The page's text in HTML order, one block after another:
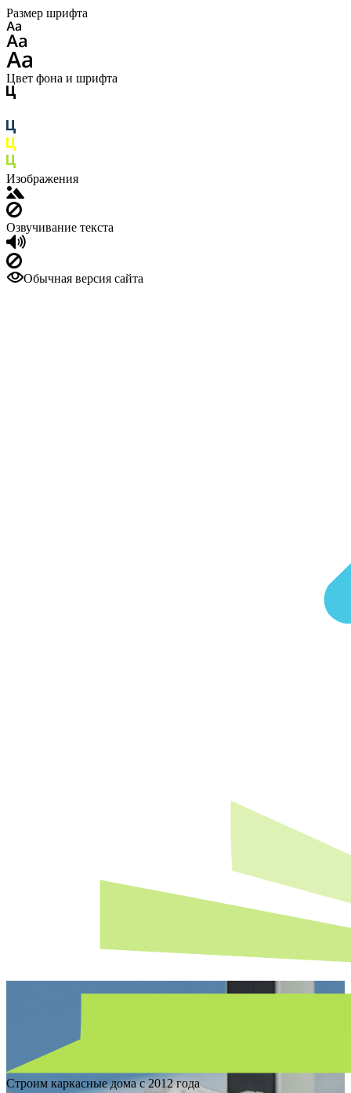
Размер шрифта
Цвет фона и шрифта
Изображения
Озвучивание текста
Обычная версия сайта
Строим каркасные дома с 2012 года